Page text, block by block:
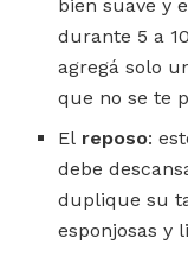
bien suave y
durante 5 a
agregá solo
que no se te
El reposo:
debe
duplique su
esponjosas y